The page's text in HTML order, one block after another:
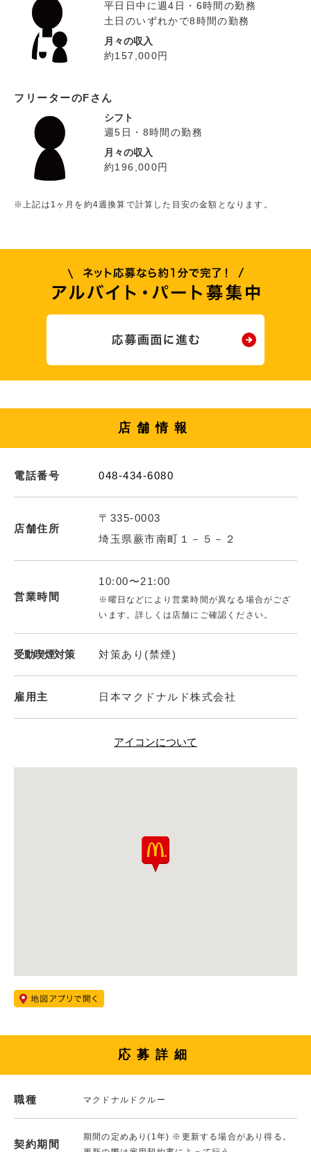
平日日中に週4日・6時間の勤務
土日のいずれかで8時間の勤務
月々の収入
約157,000円
フリーターのFさん
シフト
週5日・8時間の勤務
月々の収入
約196,000円
※上記は1ヶ月を約4週換算で計算した目安の金額となります。
店舗情報
電話番号 048-434-6080
店舗住所
〒335-0003
埼玉県蕨市南町１－５－２
営業時間
10:00〜21:00
※曜日などにより営業時間が異なる場合がござ
います。詳しくは店舗にご確認ください。
受動喫煙対策 対策あり(禁煙)
雇用主 日本マクドナルド株式会社
アイコンについて
応募詳細
職種 マクドナルドクルー
契約期間
期間の定めあり(1年) ※更新する場合があり得る。